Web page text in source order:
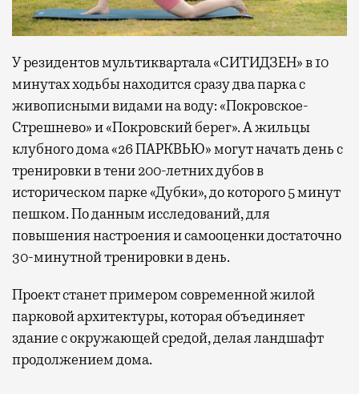
У резидентов мультиквартала «СИТИДЗЕН» в 10
минутах ходьбы находится сразу два парка с
живописными видами на воду: «Покровское-
Стрешнево» и «Покровский берег». А жильцы
клубного дома «26 ПАРКВЬЮ» могут начать день с
тренировки в тени 200-летних дубов в
историческом парке «Дубки», до которого 5 минут
пешком. По данным исследований, для
повышения настроения и самооценки достаточно
30-минутной тренировки в день.
Проект станет примером современной жилой
парковой архитектуры, которая объединяет
здание с окружающей средой, делая ландшафт
продолжением дома.